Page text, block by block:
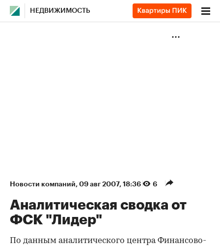
НЕДВИЖИМОСТЬ
Новости компаний⁠, 09 авг 2007, 18:36 6
Аналитическая сводка от
ФСК "Лидер"
По данным аналитического центра Финансово-